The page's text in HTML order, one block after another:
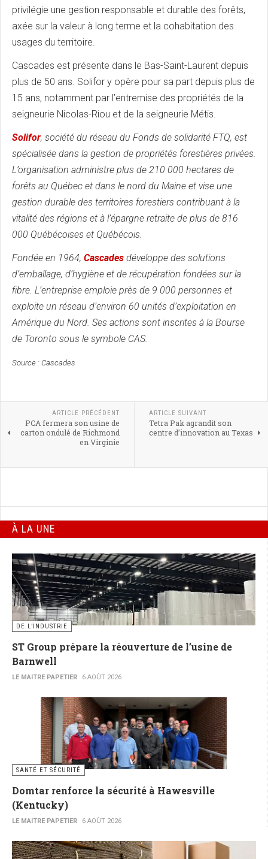
privilégie une gestion responsable et durable des forêts,
axée sur la valeur à long terme et la cohabitation des
usages du territoire.
Cascades est présente dans le Bas-Saint-Laurent depuis
plus de 50 ans. Solifor y opère pour sa part depuis plus de
15 ans, notamment par l’entremise des propriétés de la
seigneurie Nicolas-Riou et de la seigneurie Métis.
Solifor, société du réseau du Fonds de solidarité FTQ, est
spécialisée dans la gestion de propriétés forestières privées.
L’organisation administre plus de 210 000 hectares de
forêts au Québec et dans le nord du Maine et vise une
gestion durable des territoires forestiers contribuant à la
vitalité des régions et à l’épargne retraite de plus de 816
000 Québécoises et Québécois.
Fondée en 1964, Cascades développe des solutions
d’emballage, d’hygiène et de récupération fondées sur la
fibre. L’entreprise emploie près de 9 000 personnes et
exploite un réseau d’environ 60 unités d’exploitation en
Amérique du Nord. Ses actions sont inscrites à la Bourse
de Toronto sous le symbole CAS.
Source : Cascades
ARTICLE PRÉCÉDENT
PCA fermera son usine de
carton ondulé de Richmond
en Virginie
ARTICLE SUIVANT
Tetra Pak agrandit son
centre d’innovation au Texas
À LA UNE
DE L’INDUSTRIE
ST Group prépare la réouverture de l’usine de
Barnwell
LE MAITRE PAPETIER 6 AOÛT 2026
SANTÉ ET SÉCURITÉ
Domtar renforce la sécurité à Hawesville
(Kentucky)
LE MAITRE PAPETIER 6 AOÛT 2026